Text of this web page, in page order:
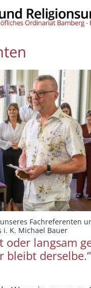
Fachreferenten
i. K. Michael Bauer:
oder langsam
bleibt derselbe.“